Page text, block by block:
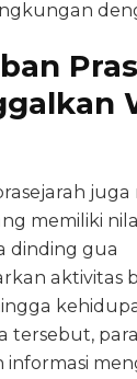
memiliki
dinding gua
aktivitas
tersebut,
informasi